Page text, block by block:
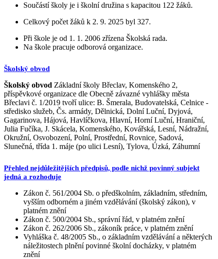
Součástí školy je i školní družina s kapacitou 122 žáků.
Celkový počet žáků k 2. 9. 2025 byl 327.
Při škole je od 1. 1. 2006 zřízena Školská rada.
Na škole pracuje odborová organizace.
Školský obvod
Školský obvod Základní školy Břeclav, Komenského 2,
příspěvkové organizace dle Obecně závazné vyhlášky města
Břeclavi č. 1/2019 tvoří ulice: B. Šmerala, Budovatelská, Celnice -
středisko služeb, Čs. armády, Dělnická, Dolní Luční, Dyjová,
Gagarinova, Hájová, Havlíčkova, Hlavní, Horní Luční, Hraniční,
Julia Fučíka, J. Skácela, Komenského, Kovářská, Lesní, Nádražní,
Okružní, Osvobození, Polní, Prostřední, Rovnice, Sadová,
Slunečná, třída 1. máje (po ulici Lesní), Tylova, Úzká, Záhumní
Přehled nejdůležitějších předpisů, podle nichž povinný subjekt
jedná a rozhoduje
Zákon č. 561/2004 Sb. o předškolním, základním, středním,
vyšším odborném a jiném vzdělávání (školský zákon), v
platném znění
Zákon č. 500/2004 Sb., správní řád, v platném znění
Zákon č. 262/2006 Sb., zákoník práce, v platném znění
Vyhláška č. 48/2005 Sb., o základním vzdělávání a některých
náležitostech plnění povinné školní docházky, v platném
znění